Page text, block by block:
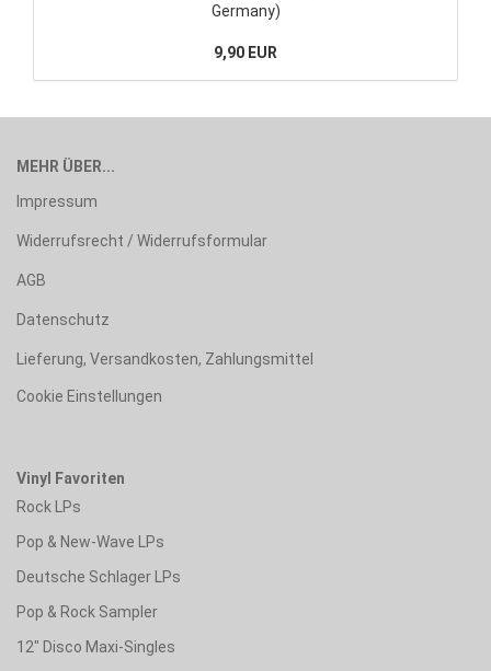
Germany)
9,90 EUR
MEHR ÜBER...
Impressum
Widerrufsrecht / Widerrufsformular
AGB
Datenschutz
Lieferung, Versandkosten, Zahlungsmittel
Cookie Einstellungen
Vinyl Favoriten
Rock LPs
Pop & New-Wave LPs
Deutsche Schlager LPs
Pop & Rock Sampler
12" Disco Maxi-Singles